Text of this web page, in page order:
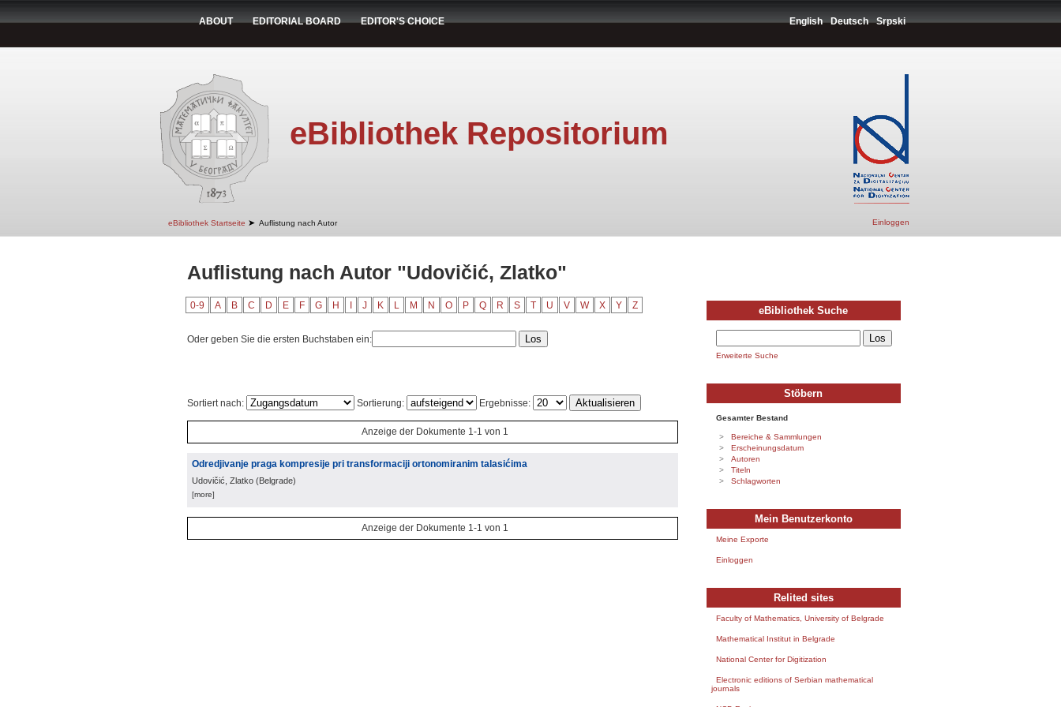
ABOUT EDITORIAL BOARD EDITOR'S CHOICE English Deutsch Srpski
eBibliothek Repositorium
eBibliothek Startseite ➤ Auflistung nach Autor Einloggen
Auflistung nach Autor "Udovičić, Zlatko"
0-9 A B C D E F G H J K L M N O P Q R S T U V W X Y Z
Oder geben Sie die ersten Buchstaben ein:
Sortiert nach: Sortierung: Ergebnisse:
Anzeige der Dokumente 1-1 von 1
Odredjivanje praga kompresije pri transformaciji ortonomiranim talasićima
Udovičić, Zlatko (Belgrade)
[more]
Anzeige der Dokumente 1-1 von 1
eBibliothek Suche
Erweiterte Suche
Stöbern
Gesamter Bestand
Bereiche & Sammlungen
Erscheinungsdatum
Autoren
Titeln
Schlagworten
Mein Benutzerkonto
Meine Exporte
Einloggen
Relited sites
Faculty of Mathematics, University of Belgrade
Mathematical Institut in Belgrade
National Center for Digitization
Electronic editions of Serbian mathematical
journals